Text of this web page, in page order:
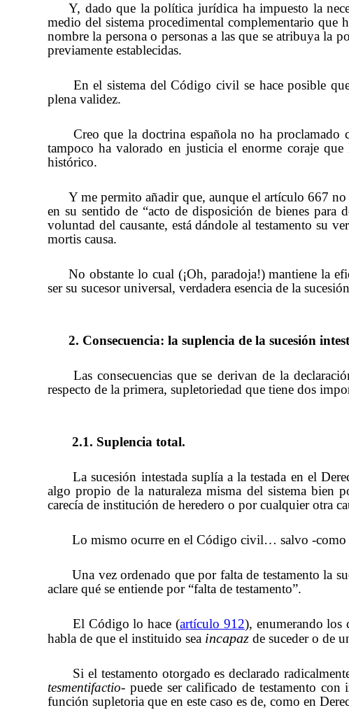
Y, dado que la política jurídica ha impuesto la
medio del sistema procedimental complementario que
nombre la persona o personas a las que se atribuya la
previamente establecidas.
En el sistema del Código civil se hace posible
plena validez.
Creo que la doctrina española no ha proclamado
tampoco ha valorado en justicia el enorme coraje
histórico.
Y me permito añadir que, aunque el artículo 667
en su sentido de “acto de disposición de bienes para
voluntad del causante, está dándole al testamento su
mortis causa.
No obstante lo cual (¡Oh, paradoja!) mantiene la
ser su sucesor universal, verdadera esencia de la
2. Consecuencia: la suplencia de la sucesión
Las consecuencias que se derivan de la
respecto de la primera, supletoriedad que tiene dos
2.1. Suplencia total.
La sucesión intestada suplía a la testada en el
algo propio de la naturaleza misma del sistema bien
carecía de institución de heredero o por cualquier otra
Lo mismo ocurre en el Código civil… salvo -como
Una vez ordenado que por falta de testamento la
aclare qué se entiende por “falta de testamento”.
El Código lo hace (artículo 912), enumerando los
habla de que el instituido sea incapaz de suceder o de
Si el testamento otorgado es declarado
tesmentifactio- puede ser calificado de testamento
función supletoria que en este caso es de, como en